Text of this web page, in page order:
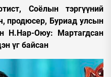
Соёлын тэргүүний
продюсер, Буриад улсын
Н.Нар-Оюу: Мартагдсан
үг байсан